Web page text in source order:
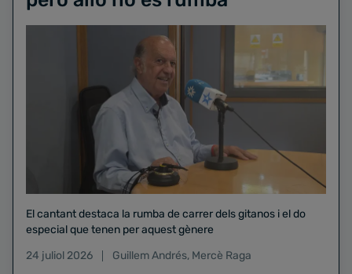
El cantant destaca la rumba de carrer dels gitanos i el do
especial que tenen per aquest gènere
24 juliol 2026
Guillem Andrés, Mercè Raga